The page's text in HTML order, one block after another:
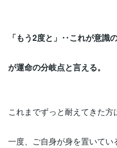
「もう2度と」‥これが意識
が運命の分岐点と言える。
これまでずっと耐えてきた方
一度、ご自身が身を置いてい